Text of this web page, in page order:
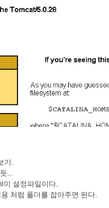
기.
...
설정파일이다.
처럼 폴더를 잡아주면 된다.